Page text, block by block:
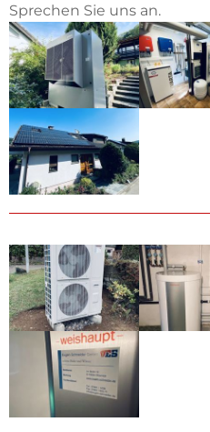
Sprechen Sie uns an.